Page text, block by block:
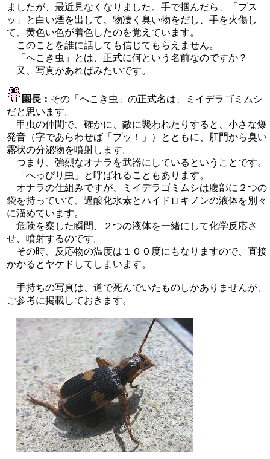
ましたが、最近見なくなりました。手で掴んだら、「プス
ッ」と白い煙を出して、物凄く臭い物をだし、手を火傷し
て、黄色い色が着色したのを覚えています。
このことを誰に話しても信じてもらえません。
「へこき虫」とは、正式に何という名前なのですか？
又、写真があればみたいです。
園長： その「へこき虫」の正式名は、ミイデラゴミムシ
だと思います。
甲虫の仲間で、確かに、敵に襲われたりすると、小さな爆
発音（字であらわせば「プッ！」）とともに、肛門から臭い
霧状の分泌物を噴射します。
つまり、強烈なオナラを武器にしているということです。
「へっぴり虫」と呼ばれることもあります。
オナラの仕組みですが、ミイデラゴミムシは腹部に２つの
袋を持っていて、過酸化水素とハイドロキノンの液体を別々
に溜めています。
危険を察した瞬間、２つの液体を一緒にして化学反応さ
せ、噴射するのです。
その時、反応物の温度は１００度にもなりますので、直接
かかるとヤケドしてしまいます。
手持ちの写真は、道で死んでいたものしかありませんが、
ご参考に掲載しておきます。